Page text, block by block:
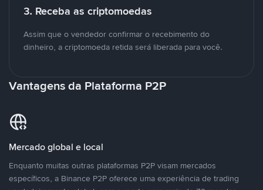
3. Receba as criptomoedas
Assim que o vendedor confirmar o recebimento do
dinheiro, a criptomoeda retida será liberada para você.
Vantagens da Plataforma P2P
Mercado global e local
Enquanto muitas outras plataformas P2P visam mercados
específicos, a Binance P2P oferece uma experiência de trading